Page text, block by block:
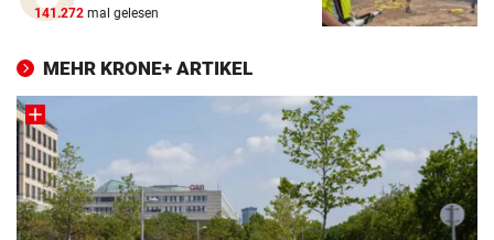
141.272 mal gelesen
MEHR KRONE+ ARTIKEL